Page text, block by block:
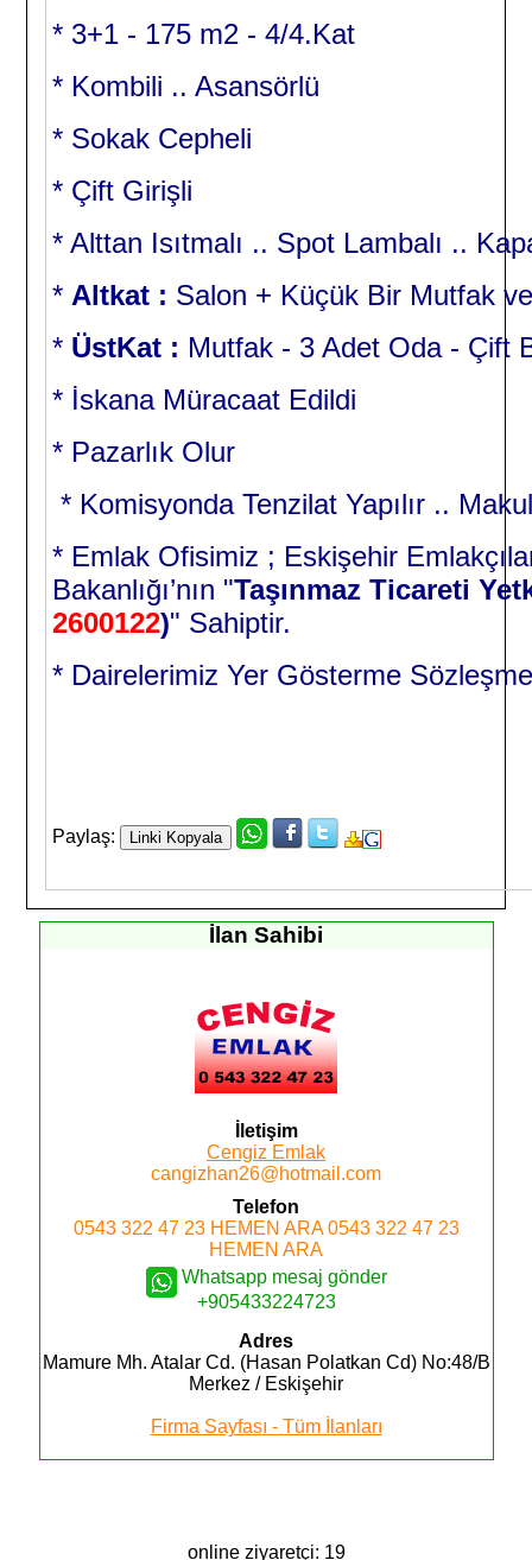
* 3+1 - 175 m2 - 4/4.Kat
* Kombili .. Asansörlü
* Sokak Cepheli
* Çift Girişli
* Alttan Isıtmalı .. Spot Lambalı ..
* Altkat : Salon + Küçük Bir Mutfak
* ÜstKat : Mutfak - 3 Adet Oda - Çift
* İskana Müracaat Edildi
* Pazarlık Olur
* Komisyonda Tenzilat Yapılır ..
* Emlak Ofisimiz ; Eskişehir
Bakanlığı’nın "Taşınmaz Ticareti
2600122)" Sahiptir.
* Dairelerimiz Yer Gösterme
Paylaş:
İlan Sahibi
İletişim
Cengiz Emlak
cangizhan26@hotmail.com
Telefon
0543 322 47 23 HEMEN ARA 0543 322 47 23
HEMEN ARA
Whatsapp mesaj gönder
+905433224723
Adres
Mamure Mh. Atalar Cd. (Hasan Polatkan Cd) No:48/B
Merkez / Eskişehir
Firma Sayfası - Tüm İlanları
online ziyaretçi: 19